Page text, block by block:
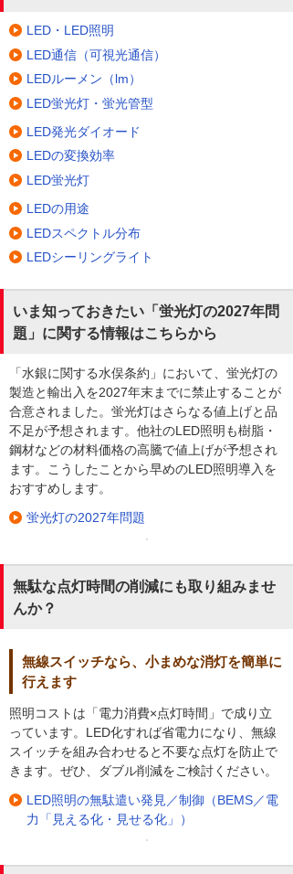
LED・LED照明
LED通信（可視光通信）
LEDルーメン（lm）
LED蛍光灯・蛍光管型
LED発光ダイオード
LEDの変換効率
LED蛍光灯
LEDの用途
LEDスペクトル分布
LEDシーリングライト
いま知っておきたい「蛍光灯の2027年問
題」に関する情報はこちらから
「水銀に関する水俣条約」において、蛍光灯の
製造と輸出入を2027年末までに禁止することが
合意されました。蛍光灯はさらなる値上げと品
不足が予想されます。他社のLED照明も樹脂・
鋼材などの材料価格の高騰で値上げが予想され
ます。こうしたことから早めのLED照明導入を
おすすめします。
蛍光灯の2027年問題
無駄な点灯時間の削減にも取り組みませ
んか？
無線スイッチなら、小まめな消灯を簡単に
行えます
照明コストは「電力消費×点灯時間」で成り立
っています。LED化すれば省電力になり、無線
スイッチを組み合わせると不要な点灯を防止で
きます。ぜひ、ダブル削減をご検討ください。
LED照明の無駄遣い発見／制御（BEMS／電
力「見える化・見せる化」）